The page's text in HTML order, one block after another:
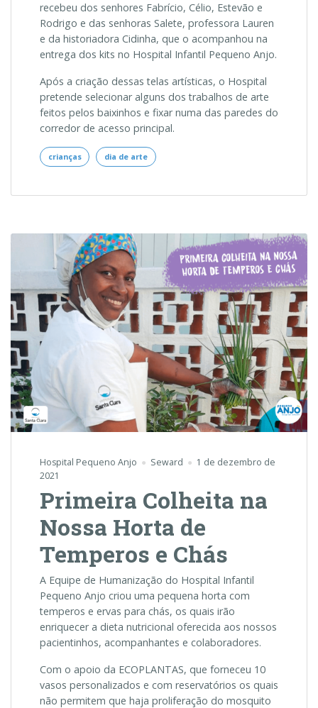
recebeu dos senhores Fabrício, Célio, Estevão e
Rodrigo e das senhoras Salete, professora Lauren
e da historiadora Cidinha, que o acompanhou na
entrega dos kits no Hospital Infantil Pequeno Anjo.
Após a criação dessas telas artísticas, o Hospital
pretende selecionar alguns dos trabalhos de arte
feitos pelos baixinhos e fixar numa das paredes do
corredor de acesso principal.
crianças dia de arte
Hospital Pequeno Anjo Seward
1 de dezembro de
2021
Primeira Colheita na
Nossa Horta de
Temperos e Chás
A Equipe de Humanização do Hospital Infantil
Pequeno Anjo criou uma pequena horta com
temperos e ervas para chás, os quais irão
enriquecer a dieta nutricional oferecida aos nossos
pacientinhos, acompanhantes e colaboradores.
Com o apoio da ECOPLANTAS, que forneceu 10
vasos personalizados e com reservatórios os quais
não permitem que haja proliferação do mosquito